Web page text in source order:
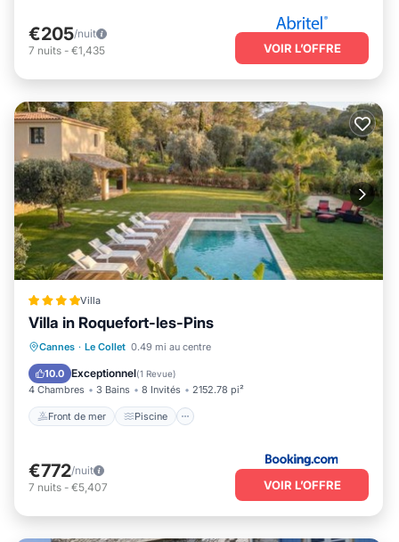
€205/nuit
7 nuits - €1,435 VOIR L’OFFRE
Villa
Villa in Roquefort-les-Pins
Cannes · Le Collet 0.49 mi au centre
10.0 Exceptionnel(1 Revue)
4 Chambres 3 Bains 8 Invités 2152.78 pi²
Front de mer Piscine
Front de mer
Piscine
Vue sur l’océan
€772/nuit
7 nuits - €5,407 VOIR L’OFFRE